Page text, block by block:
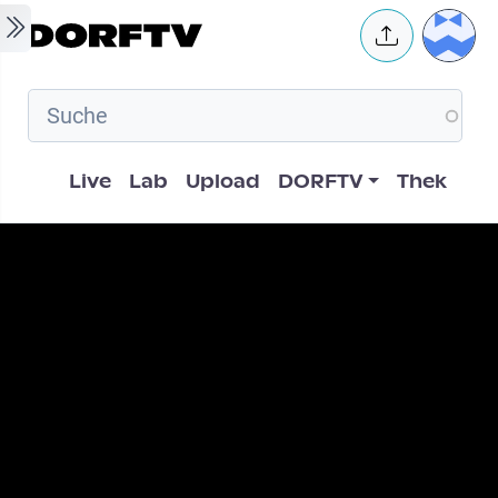
Skip to main content User
Hauptnavigation
Live Lab Upload DORFTV Thek